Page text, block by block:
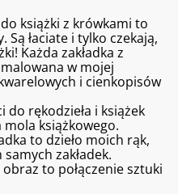
książki z krówkami to
łaciate i tylko czekają,
Każda zakładka z
w mojej
i cienkopisów
do rękodzieła i książek
książkowego.
to dzieło moich rąk,
zakładek.
to połączenie sztuki